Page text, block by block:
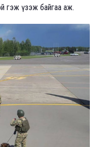
гэж үзэж байгаа аж.